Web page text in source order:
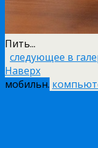
Пить...
следующее в
Наверх
мобильн.